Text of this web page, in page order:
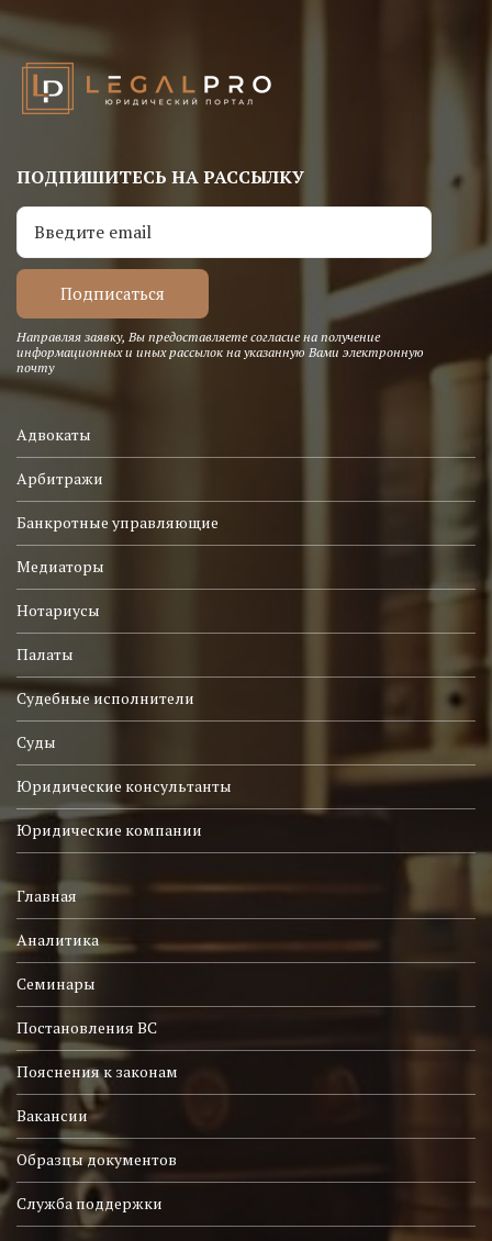
ПОДПИШИТЕСЬ НА РАССЫЛКУ
Направляя заявку, Вы предоставляете согласие на получение
информационных и иных рассылок на указанную Вами электронную
почту
Адвокаты
Арбитражи
Банкротные управляющие
Медиаторы
Нотариусы
Палаты
Судебные исполнители
Суды
Юридические консультанты
Юридические компании
Главная
Аналитика
Семинары
Постановления ВС
Пояснения к законам
Вакансии
Образцы документов
Служба поддержки